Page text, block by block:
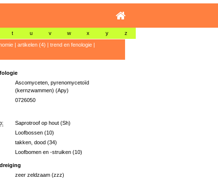
t u v w x y z
| artikelen (4) | trend en fenologie|
Ascomyceten, pyrenomycetoïd
(kernzwammen) (Apy)
0726050
Saprotroof op hout (Sh)
Loofbossen (10)
takken, dood (34)
Loofbomen en -struiken (10)
zeer zeldzaam (zzz)